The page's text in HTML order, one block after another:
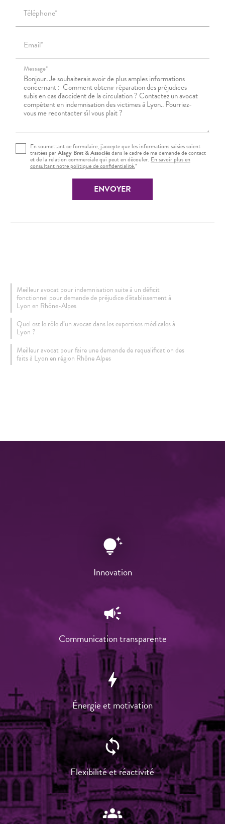
Téléphone*
Email*
Message*
En soumettant ce formulaire, j'accepte que les informations saisies soient
traitées parAlagy Bret & Associésdans le cadre de ma demande de contact
et de la relation commerciale qui peut en découler. En savoir plus en
consultant notre politique de confidentialité.*
Meilleur avocat pour indemnisation suite à un déficit
fonctionnel pour demande de préjudice d'établissement à
Lyon en Rhône-Alpes
Quel est le rôle d’un avocat dans les expertises médicales à
Lyon ?
Meilleur avocat pour faire une demande de requalification des
faits à Lyon en région Rhône Alpes
tips_and_updates
Innovation
campaign
Communication transparente
bolt
Énergie et motivation
sync
Flexibilité et réactivité
groups